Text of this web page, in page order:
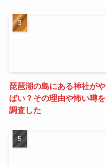
琵琶湖の島にある神社がや
ばい？その理由や怖い噂を
調査した